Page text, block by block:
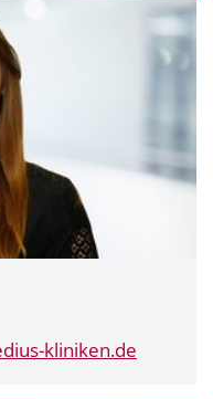
kliniken.de